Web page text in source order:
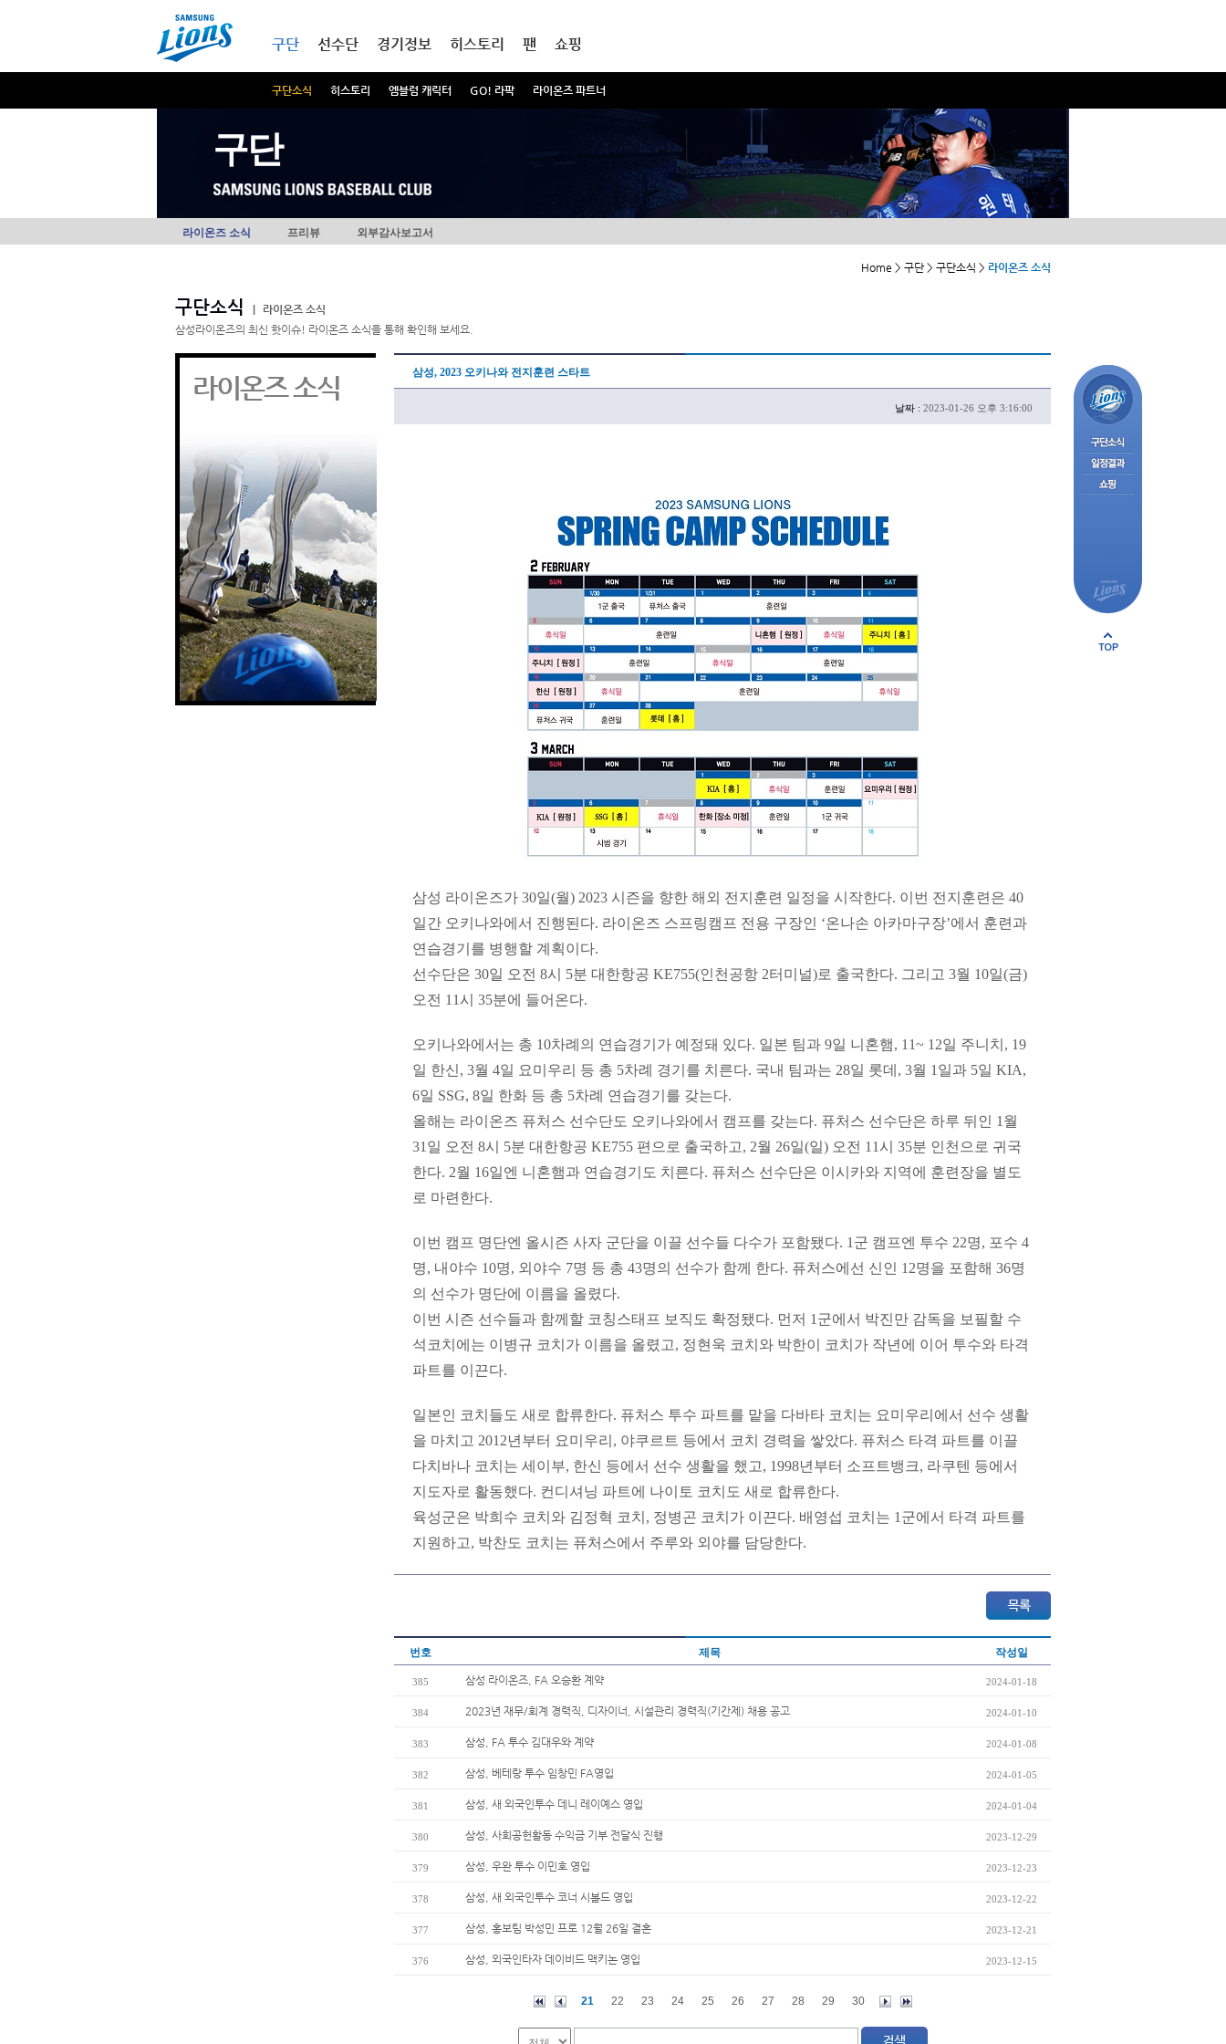
구단
구단소식 히스토리 엠블럼 캐릭터 GO! 라팍 라이온즈 파트너
선수단 경기정보 히스토리 팬 쇼핑
구단
라이온즈 소식 프리뷰 외부감사보고서
Home > 구단 > 구단소식 > 라이온즈 소식
구단소식
라이온즈 소식
삼성라이온즈의 최신 핫이슈! 라이온즈 소식을 통해 확인해 보세요.
라이온즈 소식 삼성, 2023 오키나와 전지훈련 스타트
날짜 : 2023-01-26 오후 3:16:00
삼성 라이온즈가 30일(월) 2023 시즌을 향한 해외 전지훈련 일정을 시작한다. 이번 전지훈련은 40
일간 오키나와에서 진행된다. 라이온즈 스프링캠프 전용 구장인 ‘온나손 아카마구장’에서 훈련과
연습경기를 병행할 계획이다.
선수단은 30일 오전 8시 5분 대한항공 KE755(인천공항 2터미널)로 출국한다. 그리고 3월 10일(금)
오전 11시 35분에 들어온다.
오키나와에서는 총 10차례의 연습경기가 예정돼 있다. 일본 팀과 9일 니혼햄, 11~ 12일 주니치, 19
일 한신, 3월 4일 요미우리 등 총 5차례 경기를 치른다. 국내 팀과는 28일 롯데, 3월 1일과 5일 KIA,
6일 SSG, 8일 한화 등 총 5차례 연습경기를 갖는다.
올해는 라이온즈 퓨처스 선수단도 오키나와에서 캠프를 갖는다. 퓨처스 선수단은 하루 뒤인 1월
31일 오전 8시 5분 대한항공 KE755 편으로 출국하고, 2월 26일(일) 오전 11시 35분 인천으로 귀국
한다. 2월 16일엔 니혼햄과 연습경기도 치른다. 퓨처스 선수단은 이시카와 지역에 훈련장을 별도
로 마련한다.
이번 캠프 명단엔 올시즌 사자 군단을 이끌 선수들 다수가 포함됐다. 1군 캠프엔 투수 22명, 포수 4
명, 내야수 10명, 외야수 7명 등 총 43명의 선수가 함께 한다. 퓨처스에선 신인 12명을 포함해 36명
의 선수가 명단에 이름을 올렸다.
이번 시즌 선수들과 함께할 코칭스태프 보직도 확정됐다. 먼저 1군에서 박진만 감독을 보필할 수
석코치에는 이병규 코치가 이름을 올렸고, 정현욱 코치와 박한이 코치가 작년에 이어 투수와 타격
파트를 이끈다.
일본인 코치들도 새로 합류한다. 퓨처스 투수 파트를 맡을 다바타 코치는 요미우리에서 선수 생활
을 마치고 2012년부터 요미우리, 야쿠르트 등에서 코치 경력을 쌓았다. 퓨처스 타격 파트를 이끌
다치바나 코치는 세이부, 한신 등에서 선수 생활을 했고, 1998년부터 소프트뱅크, 라쿠텐 등에서
지도자로 활동했다. 컨디셔닝 파트에 나이토 코치도 새로 합류한다.
육성군은 박희수 코치와 김정혁 코치, 정병곤 코치가 이끈다. 배영섭 코치는 1군에서 타격 파트를
지원하고, 박찬도 코치는 퓨처스에서 주루와 외야를 담당한다.
번호 제목 작성일
385 삼성 라이온즈, FA 오승환 계약 2024-01-18
384 2023년 재무/회계 경력직, 디자이너, 시설관리 경력직(기간제) 채용 공고 2024-01-10
383 삼성, FA 투수 김대우와 계약 2024-01-08
382 삼성, 베테랑 투수 임창민 FA영입 2024-01-05
381 삼성, 새 외국인투수 데니 레이예스 영입 2024-01-04
380 삼성, 사회공헌활동 수익금 기부 전달식 진행 2023-12-29
379 삼성, 우완 투수 이민호 영입 2023-12-23
378 삼성, 새 외국인투수 코너 시볼드 영입 2023-12-22
377 삼성, 홍보팀 박성민 프로 12월 26일 결혼 2023-12-21
376 삼성, 외국인타자 데이비드 맥키논 영입 2023-12-15
21 22 23 24 25 26 27 28 29 30